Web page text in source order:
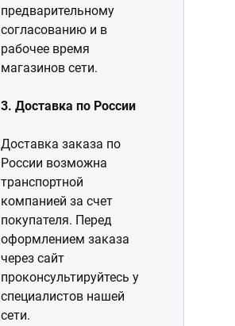
предварительному
согласованию и в
рабочее время
магазинов сети.
3. Доставка по России
Доставка заказа по
России возможна
транспортной
компанией за счет
покупателя. Перед
оформлением заказа
через сайт
проконсультируйтесь у
специалистов нашей
сети.